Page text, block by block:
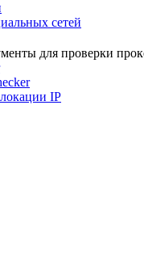
сетей
для проверки
IP